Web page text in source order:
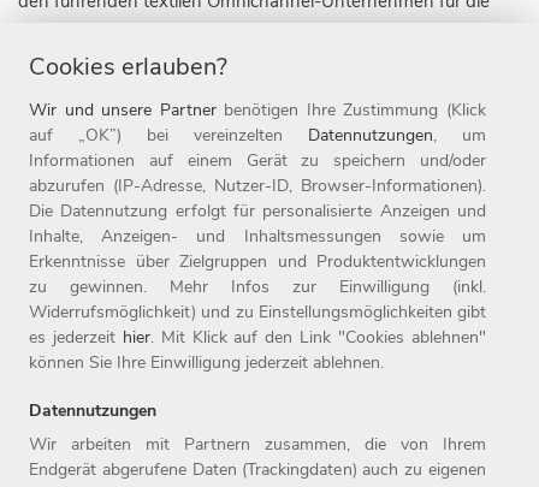
acht Marken in zehn Ländern, darunter die 1907 gegründete
Weidener Unternehmen auch mit rund 110 Filialen im
stationären Handel vertreten. Seit Ende 2019 gehört die
Marke heine zur Witt-Gruppe.
Die Witt-Gruppe ist mit rund 3.700 Mitarbeitenden nicht nur
einer der größten Arbeitgeber der Oberpfalz, sondern auch
einer der beliebtesten Deutschlands und gehört zu den rund
fünf Prozent der beliebtesten Unternehmen auf kununu. Seit
1987 ist die Witt-Gruppe Teil der Otto Group. Weitere
Cookies erlauben?
Wir und unsere Partnerbenötigen Ihre Zustimmung (Klick
auf „OK”) bei vereinzelten Datennutzungen, um
Informationen auf einem Gerät zu speichern und/oder
abzurufen (IP-Adresse, Nutzer-ID, Browser-Informationen).
Die Datennutzung erfolgt für personalisierte Anzeigen und
Inhalte, Anzeigen- und Inhaltsmessungen sowie um
Erkenntnisse über Zielgruppen und Produktentwicklungen
zu gewinnen. Mehr Infos zur Einwilligung (inkl.
Widerrufsmöglichkeit) und zu Einstellungsmöglichkeiten gibt
es jederzeit hier. Mit Klick auf den Link "Cookies ablehnen"
können Sie Ihre Einwilligung jederzeit ablehnen.
Datennutzungen
Wir arbeiten mit Partnern zusammen, die von Ihrem
Endgerät abgerufene Daten (Trackingdaten) auch zu eigenen